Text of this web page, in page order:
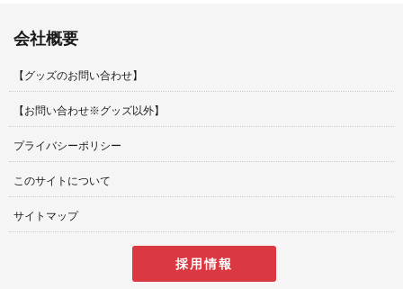
会社概要
【グッズのお問い合わせ】
【お問い合わせ※グッズ以外】
プライバシーポリシー
このサイトについて
サイトマップ
採用情報